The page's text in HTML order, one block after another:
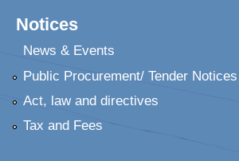
Notices
News & Events
Public Procurement/ Tender Notices
Act, law and directives
Tax and Fees